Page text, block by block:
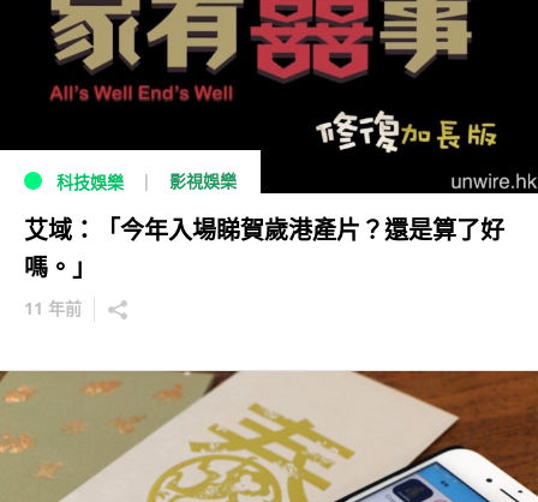
科技娛樂 影視娛樂
艾域：「今年入場睇賀歲港產片？還是算了好
嗎。」
11 年前